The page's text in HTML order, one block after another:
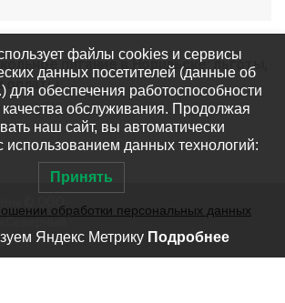
питание в Норильске: льготы,
оплаты
файлы cookies и сервисы
данных посетителей (данные об
для обеспечения работоспособности
обслуживания. Продолжая
наш сайт, вы автоматически
использованием данных технологий:
Принять
обработки персональных данных
Яндекс Метрику Подробнее